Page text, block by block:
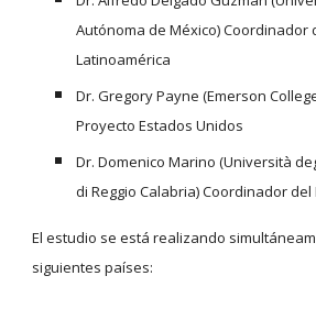
Autónoma de México) Coordinador
Latinoamérica
Dr. Gregory Payne (Emerson
Proyecto Estados Unidos
Dr. Domenico Marino (Università
di Reggio Calabria) Coordinador
El estudio se está realizando
siguientes países: